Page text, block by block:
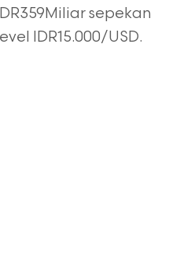
sepekan
IDR15.000/USD.